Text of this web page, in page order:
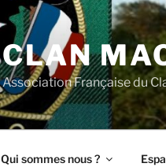
CLAN
Association Française du
Qui sommes nous ?